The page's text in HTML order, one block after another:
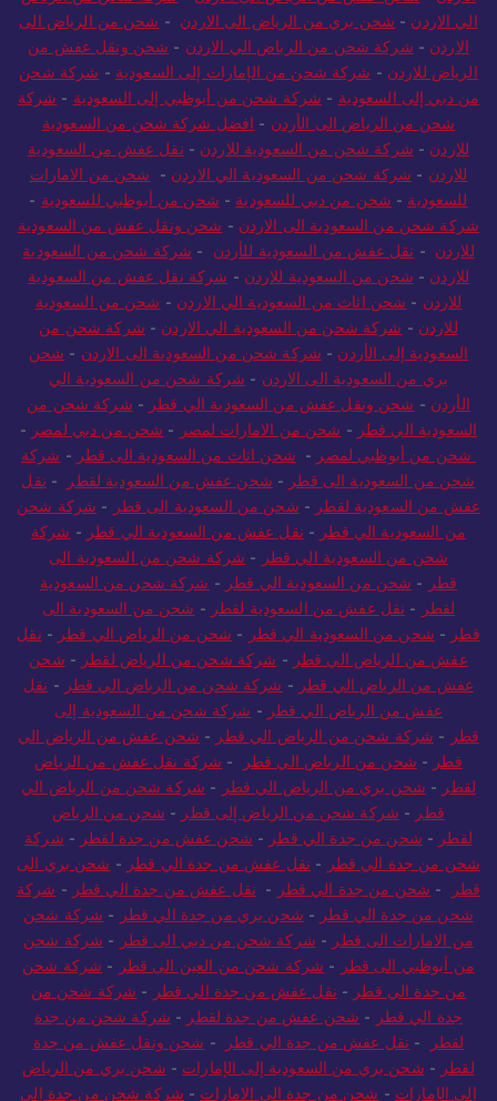
الأردن
شحن عفش من الرياض الى الاردن
شركة شحن من الرياض
الي الاردن
- شحن بري من الرياض الى الاردن - شحن من الرياض الى
الاردن
-شركة شحن من الرياض الي الاردن -شحن ونقل عفش من
الرياض للاردن
شركة شحن من الإمارات إلى السعودية
شركة شحن
من دبي إلى السعودية - شركة شحن من أبوظبي إلى السعودية
شركة
شحن من الرياض الى الأردن
افضل شركة شحن من السعودية
للاردن
شركة شحن من السعودية للاردن-
نقل عفش من السعودية
للاردن
-شركة شحن من السعودية الي الاردن -شحن من الامارات
للسعودية
شحن من دبي للسعودية شحن من أبوظبي للسعودية
شركة شحن من السعودية الى الاردن
شحن ونقل عفش من السعودية
للاردن
نقل عفش من السعودية للأردن -شركة شحن من السعودية
للاردن
شحن من السعودية للاردن -
شركة نقل عفش من السعودية
للاردن
شحن اثاث من السعودية الي الاردن
شحن من السعودية
-شركة شحن من السعودية الي الاردن -شركة شحن من
السعودية إلى الأردن-شركة شحن من السعودية الى الاردن-شحن
بري من السعودية الى الاردن-
شركة شحن من السعودية الي
الأردن
- شحن ونقل عفش من السعودية الي قطر
شركة شحن من
السعودية الي قطر
- شحن من الامارات لمصر شحن من دبي لمصر-
شحن من أبوظبي لمصر - شحن اثاث من السعودية الى قطر
شركة
شحن من السعودية الى قطر
شحن عفش من السعودية لقطر-نقل
عفش من السعودية لقطر
-شحن من السعودية الى قطر-شركة شحن
من السعودية الي قطر - نقل عفش من السعودية الي قطر - شركة
شحن من السعودية الي قطر
- شركة شحن من السعودية الى
قطر
شحن من السعودية الي قطر -
شركة شحن من السعودية
لقطر
نقل عفش من السعودية لقطر
شحن من السعودية الى
قطر - شحن من السعودية الي قطر- شحن من الرياض الي قطر-
عفش من الرياض الي قطر
شركة شحن من الرياض لقطر -
شحن
عفش من الرياض الي قطر
- شركة شحن من الرياض الي قطر
عفش من الرياض الي قطر-
شركة شحن من السعودية إلى
قطر
- شركة شحن من الرياض الي قطر-شحن عفش من الرياض الي
قطر
- شحن من الرياض الي قطر -
شركة نقل عفش من الرياض
لقطر-شحن بري من الرياض الي قطر -شركة شحن من الرياض الي
قطر- شركة شحن من الرياض إلى قطر
شحن من الرياض
شحن من جدة الي قطر - شحن عفش من جدة لقطر
شركة
شحن من جدة الي قطر- نقل عفش من جدة الي قطر-
شحن بري الى
قطر
شحن من جدة الي قطر نقل عفش من جدة الي قطر-
شركة
شحن من جدة الي قطر
- شحن بري من جدة الي قطر
شركة شحن
من الامارات الى قطر
- شركة شحن من دبي الى قطر
شركة شحن
من أبوظبي الى قطر
- شركة شحن من العين الى قطر -شركة شحن
من جدة الي قطر- نقل عفش من جدة الي قطر - شركة شحن من
جدة الي قطر- شحن عفش من جدة لقطر
شركة شحن من جدة
لقطر
- نقل عفش من جدة الي قطر- شحن ونقل عفش من جدة
لقطر-شحن بري من السعودية إلى الإمارات - شحن بري من الرياض